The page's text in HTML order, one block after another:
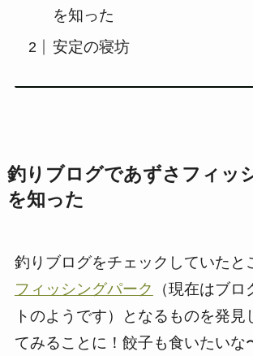
を知った
安定の寝坊
釣りブログであずさフィッ
を知った
釣りブログをチェックしていたと
フィッシングパーク
（現在はブ
トのようです）となるものを発見
てみることに！餃子も食いたいな